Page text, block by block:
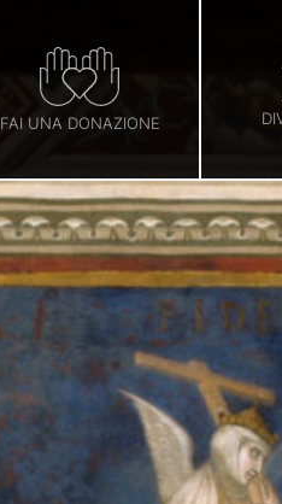
FAI UNA DONAZIONE